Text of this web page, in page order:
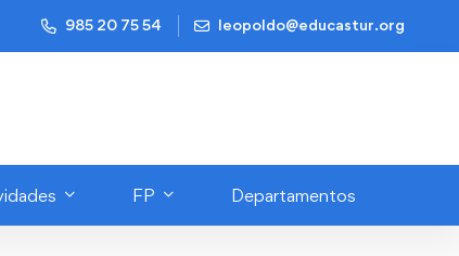
985 20 75 54 leopoldo@educastur.org
FP Departamentos